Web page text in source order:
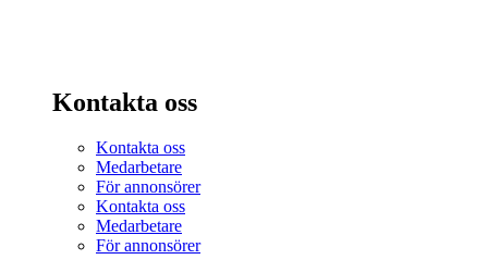
Kontakta oss
Kontakta oss
Medarbetare
För annonsörer
Kontakta oss
Medarbetare
För annonsörer